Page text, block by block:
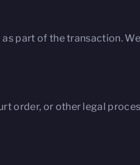
part of the transaction.
order, or other legal